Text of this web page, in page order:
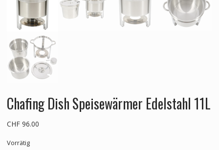
Chafing Dish Speisewärmer Edelstahl 11L
CHF96.00
Vorrätig